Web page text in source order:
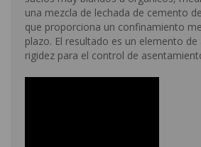
una mezcla de lechada de cemento
que proporciona un confinamiento
plazo. El resultado es un elemento
rigidez para el control de